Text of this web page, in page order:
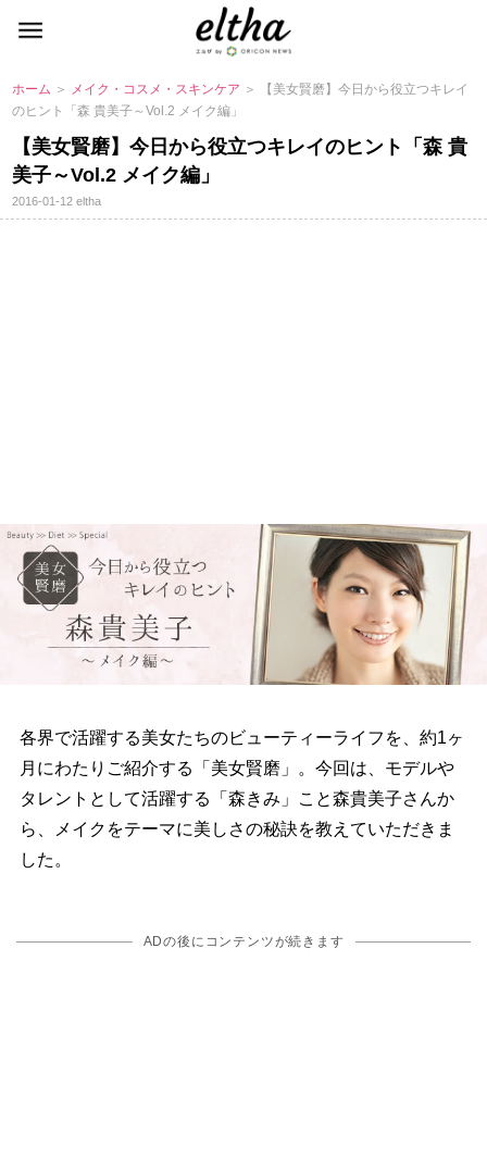
ホーム ＞ メイク・コスメ・スキンケア ＞ 【美女賢磨】今日から役立つキレイ
のヒント「森 貴美子～Vol.2 メイク編」
【美女賢磨】今日から役立つキレイのヒント「森 貴
美子～Vol.2 メイク編」
2016-01-12eltha
各界で活躍する美女たちのビューティーライフを、約1ヶ
月にわたりご紹介する「美女賢磨」。今回は、モデル
タレントとして活躍する「森きみ」こと森貴美子さんか
ら、メイクをテーマに美しさの秘訣を教えていただきま
した。
ADの後にコンテンツが続きます